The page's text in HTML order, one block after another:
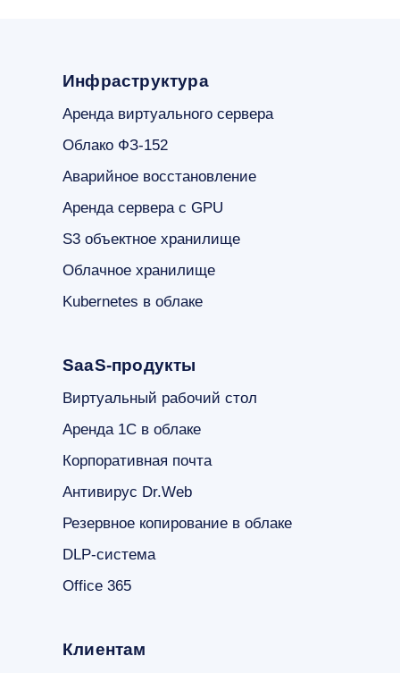
Инфраструктура
Аренда виртуального сервера
Облако ФЗ-152
Аварийное восстановление
Аренда сервера с GPU
S3 объектное хранилище
Облачное хранилище
Kubernetes в облаке
SaaS-продукты
Виртуальный рабочий стол
Аренда 1С в облаке
Корпоративная почта
Антивирус Dr.Web
Резервное копирование в облаке
DLP-система
Office 365
Клиентам